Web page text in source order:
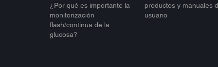
¿Por qué es importante la
monitorización
flash/continua de la
glucosa?
productos y manuales
usuario